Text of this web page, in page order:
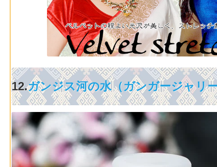
12.ガンジス河の水（ガンガージャリ